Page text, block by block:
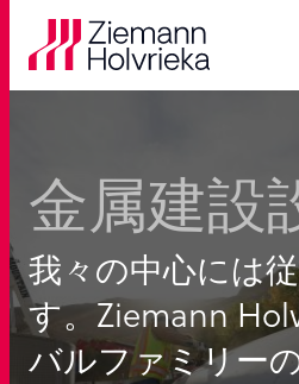
金属建設
我々の中心には
す。Ziemann
バルファミリー